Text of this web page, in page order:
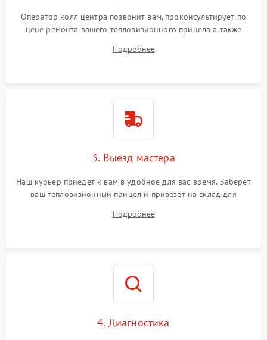
Неисправность системы
защиты от замыкания
1500 ₽ Подробнее →
Поломка системы защиты
Оператор колл центра позвонит вам, проконсультирует по
цене ремонта вашего тепловизионного прицела а также
Подробнее
3. Выезд мастера
Наш курьер приедет к вам в удобное для вас время. Заберет
ваш тепловизионный прицел и привезет на склад для
Подробнее
4. Диагностика